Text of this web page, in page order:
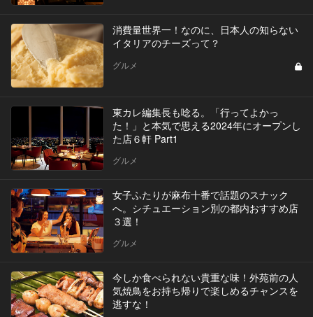
消費量世界一！なのに、日本人の知らない
イタリアのチーズって？
グルメ
東カレ編集長も唸る。「行ってよかっ
た！」と本気で思える2024年にオープンし
た店６軒 Part1
グルメ
女子ふたりが麻布十番で話題のスナック
へ。シチュエーション別の都内おすすめ店
３選！
グルメ
今しか食べられない貴重な味！外苑前の人
気焼鳥をお持ち帰りで楽しめるチャンスを
逃すな！